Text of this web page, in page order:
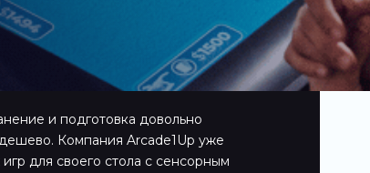
и подготовка довольно
Компания Arcade1Up уже
для своего стола с сенсорным